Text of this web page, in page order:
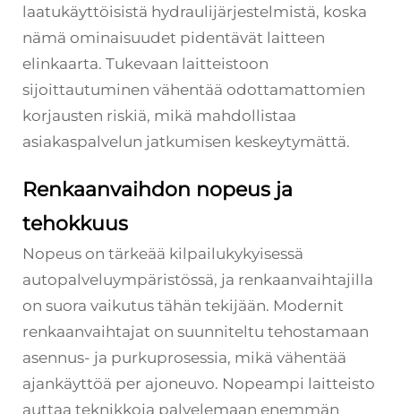
laatukäyttöisistä hydraulijärjestelmistä, koska
nämä ominaisuudet pidentävät laitteen
elinkaarta. Tukevaan laitteistoon
sijoittautuminen vähentää odottamattomien
korjausten riskiä, mikä mahdollistaa
asiakaspalvelun jatkumisen keskeytymättä.
Renkaanvaihdon nopeus ja
tehokkuus
Nopeus on tärkeää kilpailukykyisessä
autopalveluympäristössä, ja renkaanvaihtajilla
on suora vaikutus tähän tekijään. Modernit
renkaanvaihtajat on suunniteltu tehostamaan
asennus- ja purkuprosessia, mikä vähentää
ajankäyttöä per ajoneuvo. Nopeampi laitteisto
auttaa teknikkoja palvelemaan enemmän